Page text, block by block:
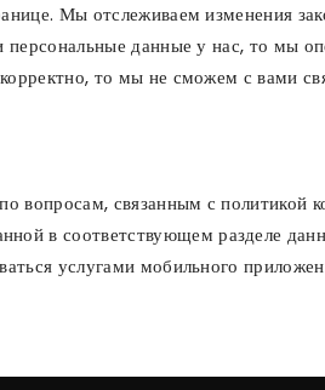
Мы отслеживаем изменения
данные у нас, то мы
то мы не сможем с вами
связанным с политикой
в соответствующем разделе
услугами мобильного